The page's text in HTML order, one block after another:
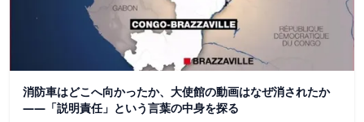
消防車はどこへ向かったか、大使館の動画はなぜ消されたか
——「説明責任」という言葉の中身を探る